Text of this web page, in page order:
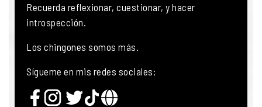
Recuerda reflexionar, cuestionar, y hacer
introspección.
Los chingones somos más.
Sígueme en mis redes sociales: